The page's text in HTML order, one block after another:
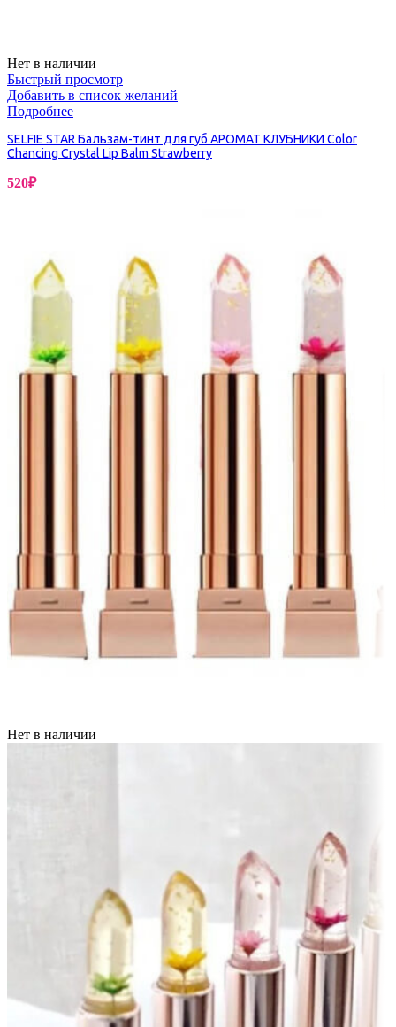
Нет в наличии
Быстрый просмотр
Добавить в список желаний
Подробнее
SELFIE STAR Бальзам-тинт для губ АРОМАТ КЛУБНИКИ Color
Chancing Crystal Lip Balm Strawberry
520₽
Нет в наличии